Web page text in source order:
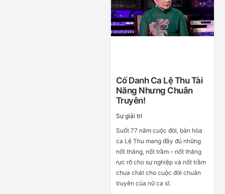
Cố Danh Ca Lệ Thu Tài
Năng Nhưng Chuân
Truyên!
Sự giải trí
Suốt 77 năm cuộc đời, bản hòa
ca Lệ Thu mang đầy đủ những
nốt thăng, nốt trầm – nốt thăng
rực rỡ cho sự nghiệp và nốt trầm
chua chát cho cuộc đời chuân
truyên của nữ ca sĩ.